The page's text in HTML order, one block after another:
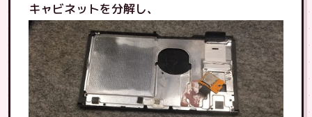
キャビネットを分解し、